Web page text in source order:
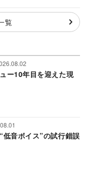
覧
ー10年目を迎えた現
低音ボイス”の試行錯誤